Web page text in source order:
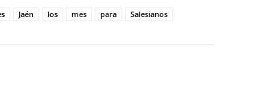
Jaén los mes para Salesianos